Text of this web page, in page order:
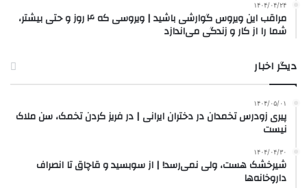
۱۴۰۴/۰۴/۲۴
مراقب این ویروس گوارشی باشید | ویروسی که ۴ روز و حتی بیشتر،
شما را از کار و زندگی می‌اندازد
دیگر اخبار
۱۴۰۴/۰۵/۰۱
پیری زودرس تخمدان در دختران ایرانی | در فریز کردن تخمک، سن ملاک
نیست
۱۴۰۴/۰۴/۳۰
شیرخشک هست، ولی نمی‌رسد! | از سوبسید و قاچاق تا انصراف
داروخانه‌ها